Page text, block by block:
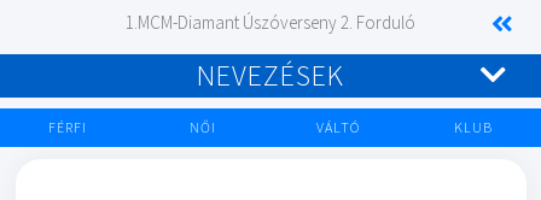
1.MCM-Diamant Úszóverseny 2. Forduló
NEVEZÉSEK
FÉRFI NŐI VÁLTÓ KLUB